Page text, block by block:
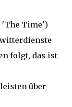
'The Time')
folgt, das ist
über